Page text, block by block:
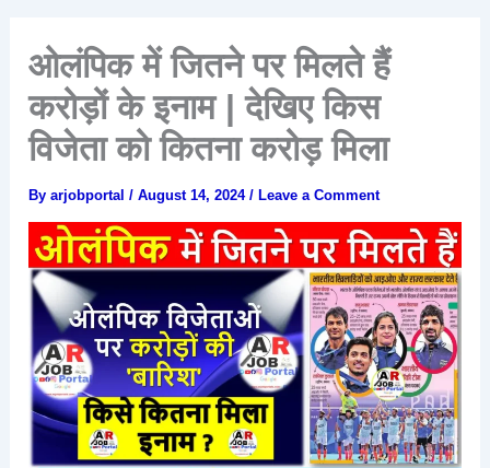
ओलंपिक में जितने पर मिलते हैं
करोड़ों के इनाम | देखिए किस
विजेता को कितना करोड़ मिला
Byarjobportal/August 14, 2024/ Leave a Comment